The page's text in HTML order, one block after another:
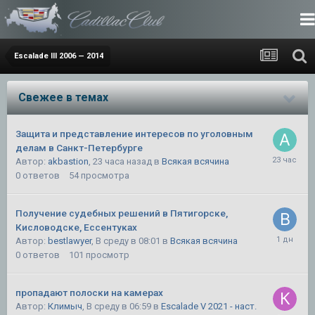
Escalade III 2006 — 2014
Свежее в темах
Защита и представление интересов по уголовным
делам в Санкт-Петербурге
Автор: akbastion, 23 часа назад в Всякая всячина
0 ответов 54 просмотра
Получение судебных решений в Пятигорске,
Кисловодске, Ессентуках
Автор: bestlawyer, В среду в 08:01 в Всякая всячина
0 ответов 101 просмотр
пропадают полоски на камерах
Автор: Климыч, В среду в 06:59 в Escalade V 2021 - наст.